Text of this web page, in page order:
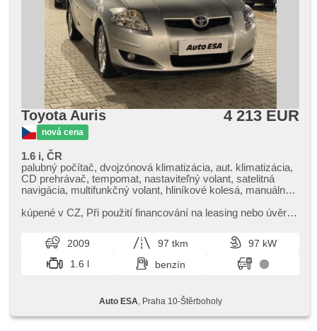
Toyota Auris
nová cena
4 213 EUR
1.6 i, ČR
palubný počítač, dvojzónová klimatizácia, aut. klimatizácia,
CD prehrávač, tempomat, nastaviteľný volant, satelitná
navigácia, multifunkčný volant, hliníkové kolesá, manuálna
riadenia, centrálne zamykanie, centrál diaľkový, stabilizácia
systém kolies (ASR), isofix, imobilizér
kúpené v CZ,​ Při použití financování na leasing nebo úvěr
9.00​-22.00 hod...
2009 97 tkm
97 kW
1.6 l
benzín
Auto ESA , Praha 10-Štěrboholy